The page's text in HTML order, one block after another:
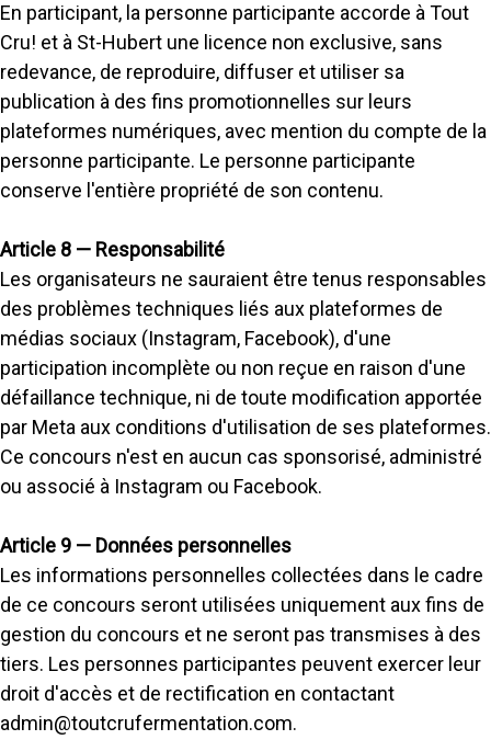
En participant, la personne participante accorde à Tout
Cru! et à St-Hubert une licence non exclusive, sans
redevance, de reproduire, diffuser et utiliser sa
publication à des fins promotionnelles sur leurs
plateformes numériques, avec mention du compte de la
personne participante. Le personne participante
conserve l'entière propriété de son contenu.
Article 8 — Responsabilité
Les organisateurs ne sauraient être tenus responsables
des problèmes techniques liés aux plateformes de
médias sociaux (Instagram, Facebook), d'une
participation incomplète ou non reçue en raison d'une
défaillance technique, ni de toute modification apportée
par Meta aux conditions d'utilisation de ses plateformes.
Ce concours n'est en aucun cas sponsorisé, administré
ou associé à Instagram ou Facebook.
Article 9 — Données personnelles
Les informations personnelles collectées dans le cadre
de ce concours seront utilisées uniquement aux fins de
gestion du concours et ne seront pas transmises à des
tiers. Les personnes participantes peuvent exercer leur
droit d'accès et de rectification en contactant
admin@toutcrufermentation.com.